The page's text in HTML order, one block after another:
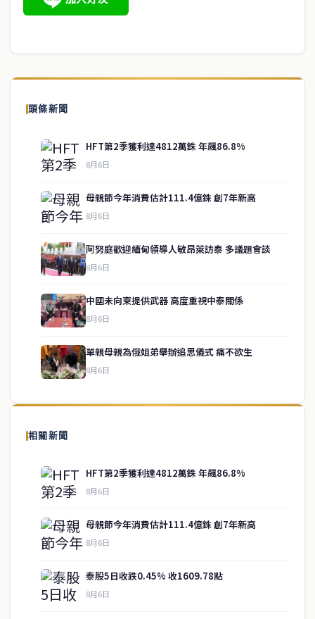
頭條新聞
HFT第2季獲利達4812萬銖 年飆86.8%
8月6日
母親節今年消費估計111.4億銖 創7年新高
8月6日
阿努庭歡迎緬甸領導人敏昂萊訪泰 多議題會談
8月6日
中國未向柬提供武器 高度重視中泰關係
8月6日
單親母親為俄姐弟舉辦追思儀式 痛不欲生
8月6日
相關新聞
HFT第2季獲利達4812萬銖 年飆86.8%
8月6日
母親節今年消費估計111.4億銖 創7年新高
8月6日
泰股5日收跌0.45% 收1609.78點
8月6日
關於我們
泰國中文新聞（TCN）是一家總部設於曼谷的中文新聞媒體，致力於
供即時、客觀、多元的中文新聞內容。
房地產
service@thaichinesenews.com